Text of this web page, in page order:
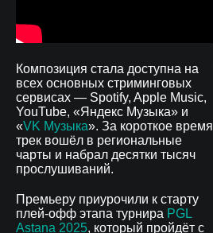
Композиция стала доступна на
всех основных стриминговых
сервисах — Spotify, Apple Music,
YouTube, «Яндекс Музыка» и
«VK Музыка». За короткое время
трек вошёл в региональные
чарты и набрал десятки тысяч
прослушиваний.
Премьеру приурочили к старту
плей-офф этапа турнира PGL
Astana 2025, который пройдёт с